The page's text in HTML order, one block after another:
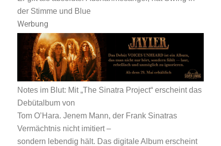
der Stimme und Blue
Werbung
Notes im Blut: Mit „The Sinatra Project“ erscheint das
Debütalbum von
Tom O’Hara. Jenem Mann, der Frank Sinatras
Vermächtnis nicht imitiert –
sondern lebendig hält. Das digitale Album erscheint